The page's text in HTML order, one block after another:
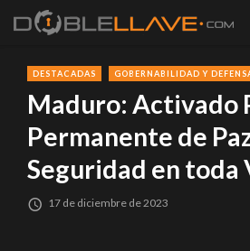
DESTACADAS GOBERNABILIDAD Y
Maduro: Activado
Permanente de
Seguridad en toda
17 de diciembre de 2023